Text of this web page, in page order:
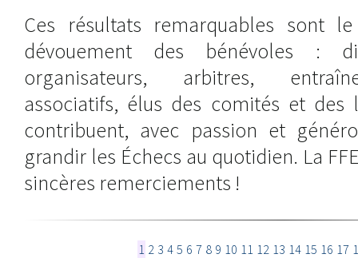
Ces résultats remarquables sont
dévouement des bénévoles :
organisateurs, arbitres,
associatifs, élus des comités et des
contribuent, avec passion et
grandir les Échecs au quotidien. La
sincères remerciements !
1 2 3 4 5 6 7 8 9 10 11 12 13 14 15 16 17